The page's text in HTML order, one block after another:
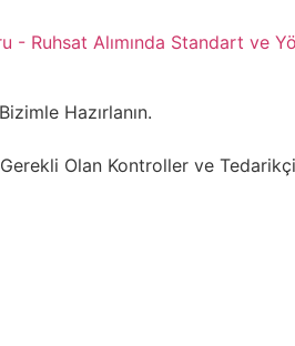
Ruhsat Alımında Standart ve
Hazırlanın.
Olan Kontroller ve